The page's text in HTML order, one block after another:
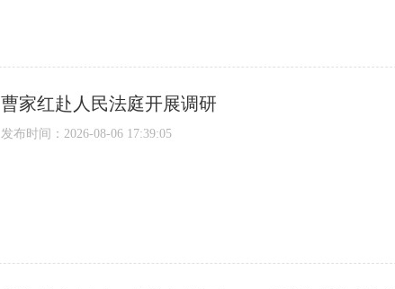
曹家红赴人民法庭开展调研
发布时间：2026-08-06 17:39:05